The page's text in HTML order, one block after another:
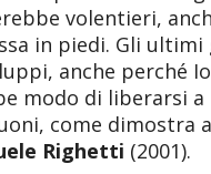
volentieri,
in piedi. Gli
anche perché
modo di liberarsi
come dimostra
Righetti (2001).